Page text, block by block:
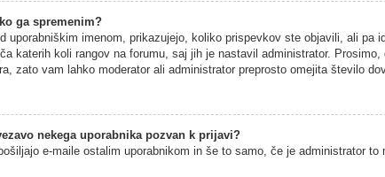
ga spremenim?
uporabniškim imenom, prikazujejo, koliko prispevkov ste objavili, ali pa
katerih koli rangov na forumu, saj jih je nastavil administrator.
zato vam lahko moderator ali administrator preprosto omejita število
nekega uporabnika pozvan k prijavi?
e-maile ostalim uporabnikom in še to samo, če je administrator